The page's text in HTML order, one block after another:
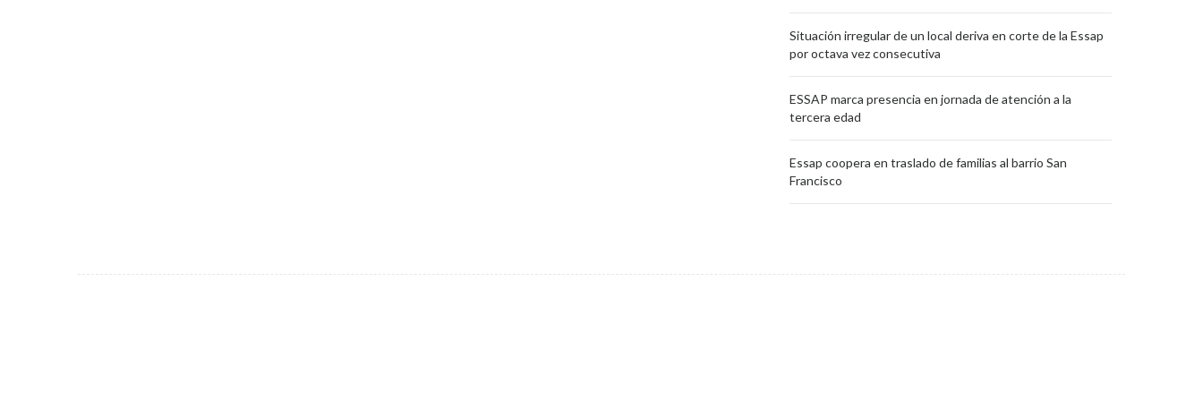
Situación irregular de un local deriva en corte de la Essap
por octava vez consecutiva
ESSAP marca presencia en jornada de atención a la
tercera edad
Essap coopera en traslado de familias al barrio San
Francisco